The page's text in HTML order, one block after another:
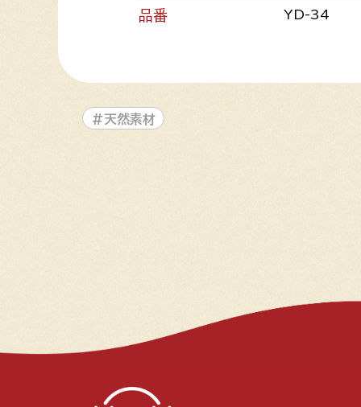
品番 YD-34
#天然素材